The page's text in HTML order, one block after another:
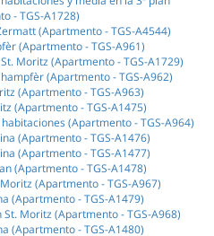
- TGS-A1728)
(Apartmento - TGS-A4544)
(Apartmento - TGS-A961)
Moritz (Apartmento - TGS-A1729)
(Apartmento - TGS-A962)
(Apartmento - TGS-A963)
(Apartmento - TGS-A1475)
(Apartmento - TGS-A964)
(Apartmento - TGS-A1476)
(Apartmento - TGS-A1477)
(Apartmento - TGS-A1478)
(Apartmento - TGS-A967)
(Apartmento - TGS-A1479)
Moritz (Apartmento - TGS-A968)
(Apartmento - TGS-A1480)